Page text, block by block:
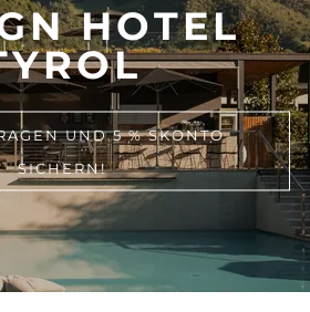
HOTEL
UND 5 % SKONTO
SICHERN!